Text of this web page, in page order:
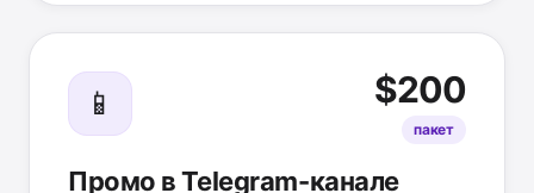
📱 $200
пакет
Промо в Telegram-канале